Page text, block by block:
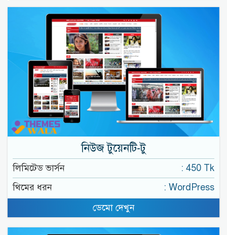
নিউজ টুয়েনটি-টু
লিমিটেড ভার্সন
: 450 Tk
থিমের ধরন
: WordPress
ডেমো দেখুন